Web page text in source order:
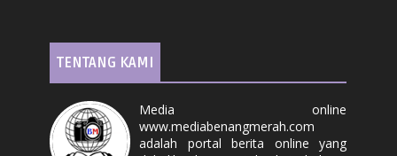
TENTANG KAMI
Media online
www.mediabenangmerah.com
adalah portal berita online yang